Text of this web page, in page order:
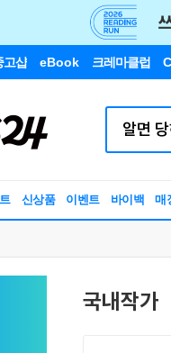
고샵 eBook 크레마클럽
신상품 이벤트 바이백 매
국내작가